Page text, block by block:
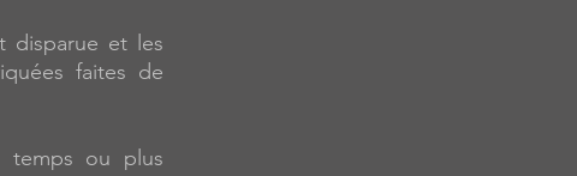
disparue et les
faites de
temps ou plus